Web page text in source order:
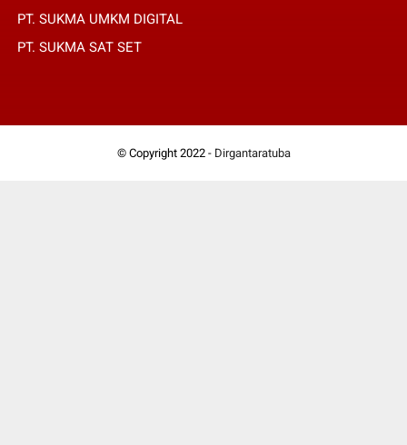
PT. SUKMA UMKM DIGITAL
PT. SUKMA SAT SET
© Copyright 2022 - Dirgantaratuba